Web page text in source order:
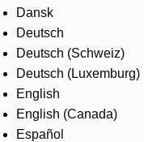
Services
About us
Where to buy
Contact us
Careers
Dansk
Deutsch
Deutsch (Schweiz)
Deutsch (Luxemburg)
English
English (Canada)
Español